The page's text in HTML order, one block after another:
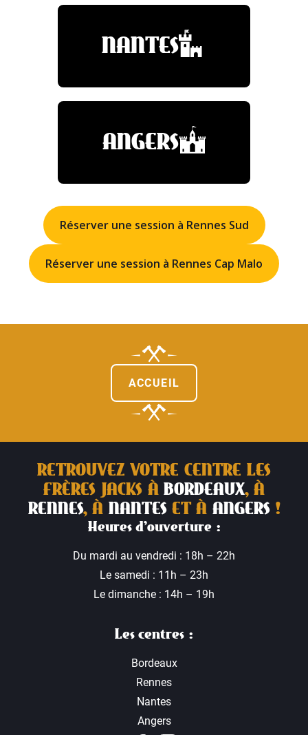
NANTES
ANGERS
Réserver une session à Rennes Sud
Réserver une session à Rennes Cap Malo
ACCUEIL
RETROUVEZ VOTRE CENTRE LES
FRÈRES JACKS À BORDEAUX, À
RENNES, À NANTESET À ANGERS!
Heures d’ouverture :
Du mardi au vendredi : 18h – 22h
Le samedi : 11h – 23h
Le dimanche : 14h – 19h
Les centres :
Bordeaux
Rennes
Nantes
Angers